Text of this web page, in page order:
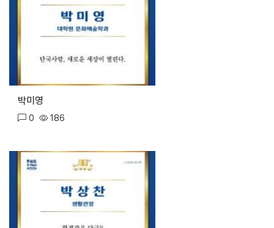
박미영
0 186